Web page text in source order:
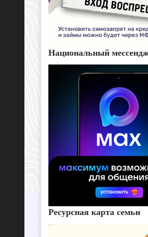
Национальный
Ресурсная карта семьи